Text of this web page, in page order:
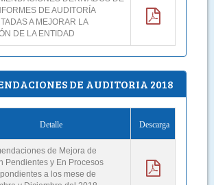
DE AUDITORÍA
A MEJORAR LA
DE LA ENTIDAD
DE AUDITORIA 2018
Detalle Descarga
de Mejora de
Pendientes y En Procesos
a los mese de